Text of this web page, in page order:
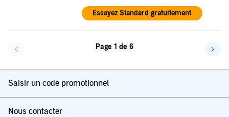
Essayez Standard gratuitement
Page 1 de 6
Saisir un code promotionnel
Nous contacter